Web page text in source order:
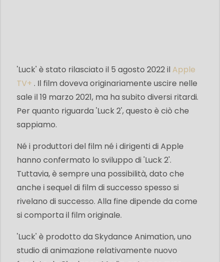
'Luck' è stato rilasciato il 5 agosto 2022 il Apple
TV+ . Il film doveva originariamente uscire nelle
sale il 19 marzo 2021, ma ha subito diversi ritardi.
Per quanto riguarda 'Luck 2', questo è ciò che
sappiamo.
Né i produttori del film né i dirigenti di Apple
hanno confermato lo sviluppo di 'Luck 2'.
Tuttavia, è sempre una possibilità, dato che
anche i sequel di film di successo spesso si
rivelano di successo. Alla fine dipende da come
si comporta il film originale.
'Luck' è prodotto da Skydance Animation, uno
studio di animazione relativamente nuovo